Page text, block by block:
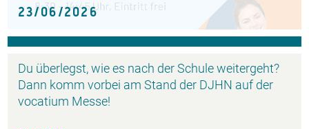
23/06/2026
Du überlegst, wie es nach der Schule weitergeht?
Dann komm vorbei am Stand der DJHN auf der
vocatium Messe!